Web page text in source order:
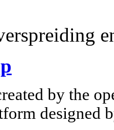
by the
designed